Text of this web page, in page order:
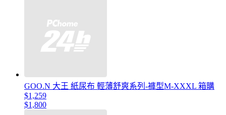
GOO.N 大王 紙尿布 輕薄舒爽系列-褲型M-XXXL 箱購
$1,259
$1,800